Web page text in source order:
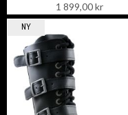
1 899,00 kr
NY